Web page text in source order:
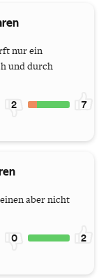
nur ein
und durch
2 7
aber nicht
0 2